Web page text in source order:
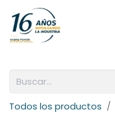
Todos los productos